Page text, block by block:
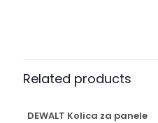
Related products
-9%
DEWALT Kolica za panele